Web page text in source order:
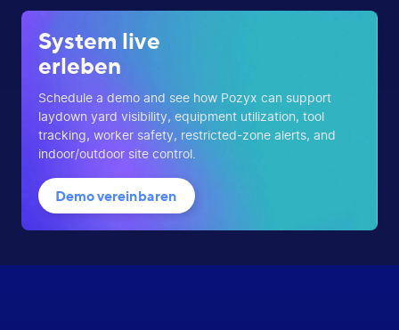
System live
erleben
Schedule a demo and see how Pozyx can support
laydown yard visibility, equipment utilization, tool
tracking, worker safety, restricted-zone alerts, and
indoor/outdoor site control.
Demo vereinbaren